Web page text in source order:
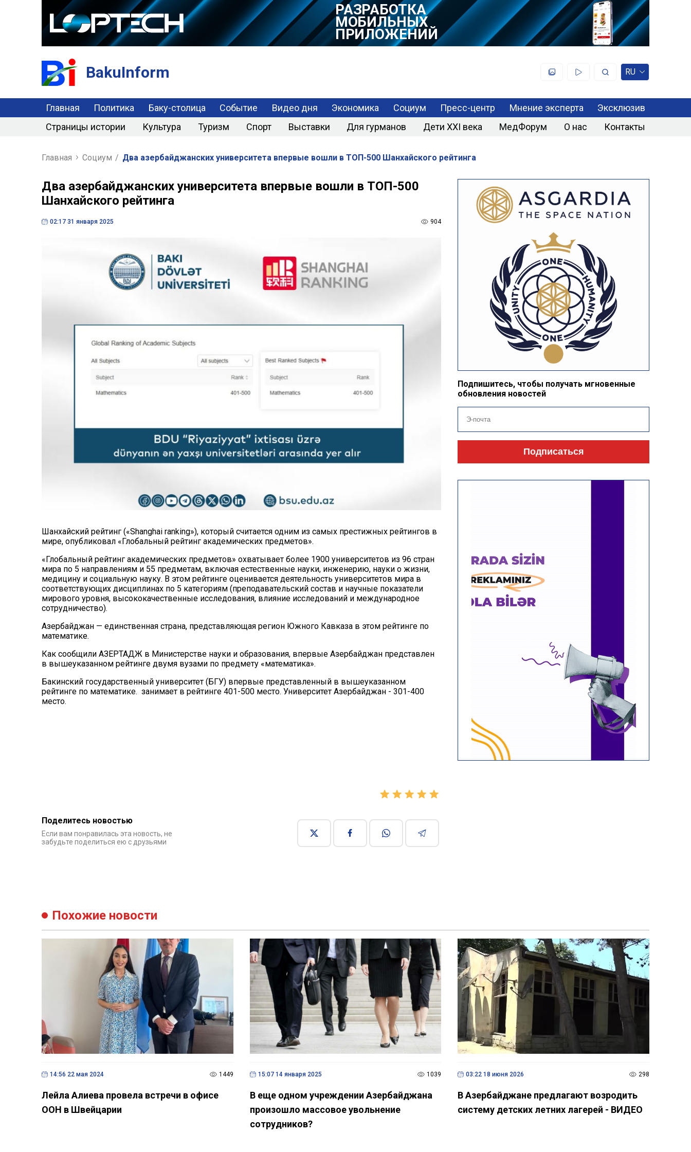
РАЗРАБОТКА
МОБИЛЬНЫХ
ПРИЛОЖЕНИЙ
BakuInform RU
Главная Политика Баку-столица Событие Видео дня Экономика Социум Пресс-центр Мнение эксперта
Эксклюзив
Страницы истории
Культура Туризм Спорт Выставки Для гурманов Дети XXI века МедФорум О нас Контакты
Главная Социум / Два азербайджанских университета впервые вошли в ТОП-500 Шанхайского рейтинга
Два азербайджанских университета впервые вошли в ТОП-500
Шанхайского рейтинга
02:17 31 января 2025 904
Шанхайский рейтинг («Shanghai ranking»), который считается одним из самых престижных рейтингов в
мире, опубликовал «Глобальный рейтинг академических предметов».
«Глобальный рейтинг академических предметов» охватывает более 1900 университетов из 96 стран
мира по 5 направлениям и 55 предметам, включая естественные науки, инженерию, науки о жизни,
медицину и социальную науку. В этом рейтинге оценивается деятельность университетов мира в
соответствующих дисциплинах по 5 категориям (преподавательский состав и научные показатели
мирового уровня, высококачественные исследования, влияние исследований и международное
сотрудничество).
Азербайджан — единственная страна, представляющая регион Южного Кавказа в этом рейтинге по
математике.
Как сообщили АЗЕРТАДЖв Министерстве науки и образования, впервые Азербайджан представлен
в вышеуказанном рейтинге двумя вузами по предмету «математика».
Бакинский государственный университет (БГУ) впервые представленный в вышеуказанном
рейтинге по математике. занимает в рейтинге 401-500 место. Университет Азербайджан - 301-400
место.
Поделитесь новостью
Если вам понравилась эта новость, не
забудьте поделиться ею с друзьями
Подпишитесь, чтобы получать мгновенные
обновления новостей
Подписаться
Похожие новости
14:56 22 мая 2024 1449
Лейла Алиева провела встречи в офисе
ООН в Швейцарии
15:07 14 января 2025 1039
В еще одном учреждении Азербайджана
произошло массовое увольнение
сотрудников?
03:22 18 июня 2026 298
В Азербайджане предлагают возродить
систему детских летних лагерей - ВИДЕО